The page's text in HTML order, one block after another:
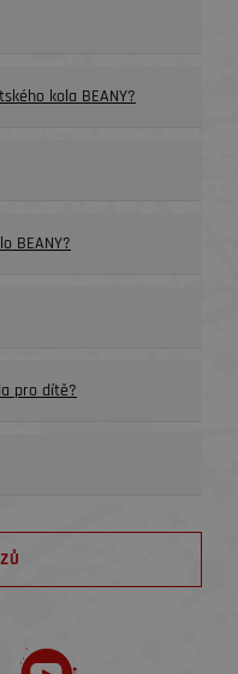
kola BEANY?
BEANY?
pro dítě?